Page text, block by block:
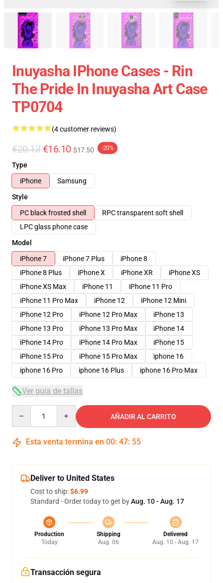
Inuyasha IPhone Cases - Rin
The Pride In Inuyasha Art Case
TP0704
(4 customer reviews)
€20.13 €16.10 $17.50 -20%
Type
iPhone
Samsung
Style
PC black frosted shell
RPC transparent soft shell
LPC glass phone case
Model
iPhone 7
iPhone 7 Plus
iPhone 8
iPhone 8 Plus
iPhone X iPhone XR
iPhone XS
iPhone XS Max
iPhone 11
iPhone 11 Pro
iPhone 11 Pro Max
iPhone 12
iPhone 12 Mini
iPhone 12 Pro
iPhone 12 Pro Max
iPhone 13
iPhone 13 Pro
iPhone 13 Pro Max
iPhone 14
iPhone 14 Pro
iPhone 14 Pro Max
iPhone 15
iPhone 15 Pro
iPhone 15 Pro Max
iphone 16
iphone 16 Pro
iphone 16 Plus iphone 16 Pro Max
Ver guía de tallas
AÑADIR AL CARRITO
Esta venta termina en 00: 47: 54
Deliver to United States
Cost to ship:$6.99
Standard - Order today to get byAug. 10 - Aug. 17
Production
Today
Shipping
Aug. 06
Delivered
Aug. 10 - Aug. 17
Transacción segura